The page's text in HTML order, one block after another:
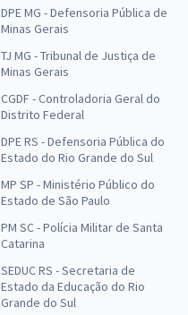
DPE MG - Defensoria Pública de
Minas Gerais
TJ MG - Tribunal de Justiça de
Minas Gerais
CGDF - Controladoria Geral do
Distrito Federal
DPE RS - Defensoria Pública do
Estado do Rio Grande do Sul
MP SP - Ministério Público do
Estado de São Paulo
PM SC - Polícia Militar de Santa
Catarina
SEDUC RS - Secretaria de
Estado da Educação do Rio
Grande do Sul